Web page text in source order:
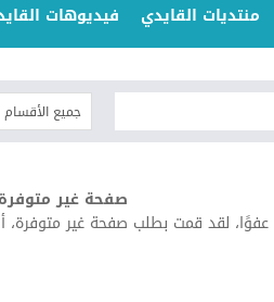
منتديات القايدي فيديوهات
صفحة غير متوفرة
عفوًا، لقد قمت بطلب صفحة غير متوفرة،